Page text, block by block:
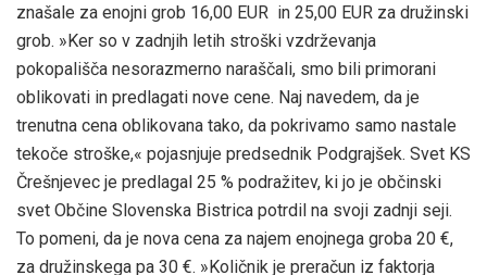
znašale za enojni grob 16,00 EUR in 25,00 EUR za družinski
grob. »Ker so v zadnjih letih stroški vzdrževanja
pokopališča nesorazmerno naraščali, smo bili primorani
oblikovati in predlagati nove cene. Naj navedem, da je
trenutna cena oblikovana tako, da pokrivamo samo nastale
tekoče stroške,« pojasnjuje predsednik Podgrajšek. Svet KS
Črešnjevec je predlagal 25 % podražitev, ki jo je občinski
svet Občine Slovenska Bistrica potrdil na svoji zadnji seji.
To pomeni, da je nova cena za najem enojnega groba 20 €,
za družinskega pa 30 €. »Količnik je preračun iz faktorja